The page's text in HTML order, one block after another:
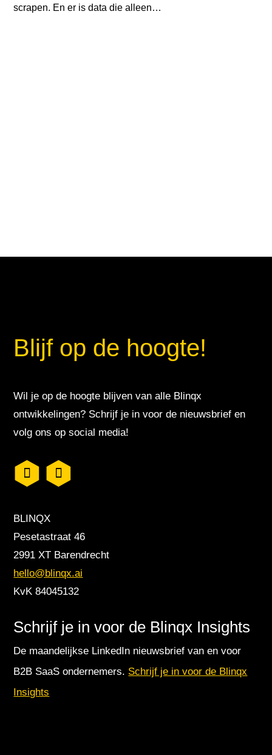
scrapen. En er is data die alleen…
Blijf op de hoogte!
Wil je op de hoogte blijven van alle Blinqx
ontwikkelingen? Schrijf je in voor de nieuwsbrief en
volg ons op social media!
BLINQX
Pesetastraat 46
2991 XT Barendrecht
hello@blinqx.ai
KvK 84045132
Schrijf je in voor de Blinqx Insights
De maandelijkse LinkedIn nieuwsbrief van en voor
B2B SaaS ondernemers. Schrijf je in voor de Blinqx
Insights